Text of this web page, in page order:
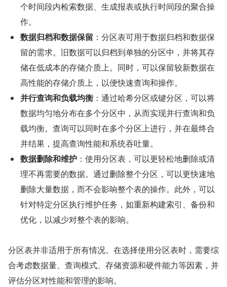
个时间段内检索数据、生成报表或执行时间段的聚合操
作。
数据归档和数据保留 ：分区表可用于数据归档和数据保
留的需求。旧数据可以归档到单独的分区中，并将其存
储在低成本的存储介质上。同时，可以保留较新数据在
高性能的存储介质上，以便快速查询和操作。
并行查询和负载均衡 ：通过哈希分区或键分区，可以将
数据均匀地分布在多个分区中，从而实现并行查询和负
载均衡。查询可以同时在多个分区上进行，并在最终合
并结果，提高查询性能和系统吞吐量。
数据删除和维护 ：使用分区表，可以更轻松地删除或清
理不再需要的数据。通过删除整个分区，可以更快速地
删除大量数据，而不会影响整个表的操作。此外，可以
针对特定分区执行维护任务，如重新构建索引、备份和
优化，以减少对整个表的影响。
分区表并非适用于所有情况。在选择使用分区表时，需要综
合考虑数据量、查询模式、存储资源和硬件能力等因素，并
评估分区对性能和管理的影响。